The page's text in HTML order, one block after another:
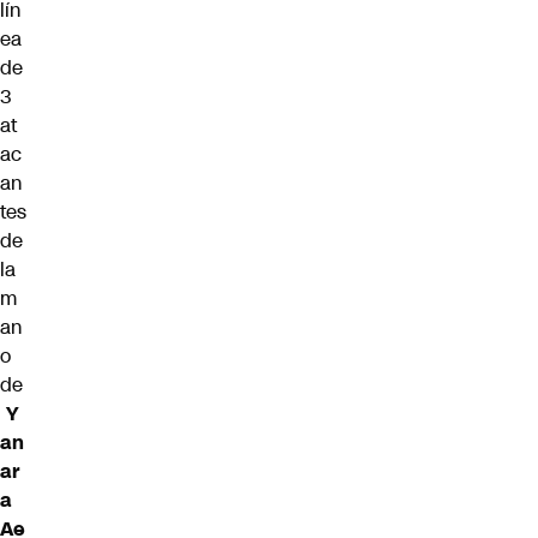
lín
ea
de
3
at
ac
an
tes
de
la
m
an
o
de
Y
an
ar
a
Ae